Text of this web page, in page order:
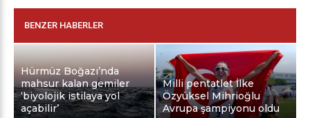
BENZER HABERLER
Hürmüz Boğazı’nda
mahsur kalan gemiler
‘biyolojik istilaya yol
açabilir’
Milli pentatlet İlke
Özyüksel Mihrioğlu
Avrupa şampiyonu oldu